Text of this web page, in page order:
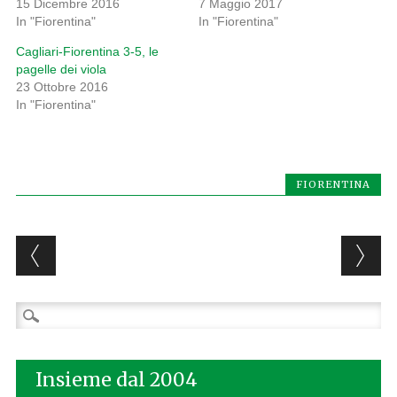
15 Dicembre 2016
In "Fiorentina"
7 Maggio 2017
In "Fiorentina"
Cagliari-Fiorentina 3-5, le
pagelle dei viola
23 Ottobre 2016
In "Fiorentina"
FIORENTINA
Post navigation
Ricerca
per:
Insieme dal 2004